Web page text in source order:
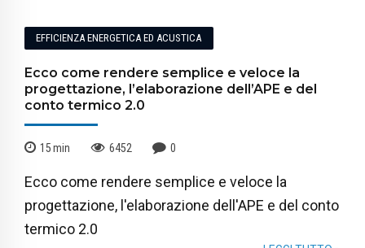
EFFICIENZA ENERGETICA ED ACUSTICA
Ecco come rendere semplice e veloce la
progettazione, l’elaborazione dell’APE e del
conto termico 2.0
15min 6452 0
Ecco come rendere semplice e veloce la
progettazione, l'elaborazione dell'APE e del conto
termico 2.0